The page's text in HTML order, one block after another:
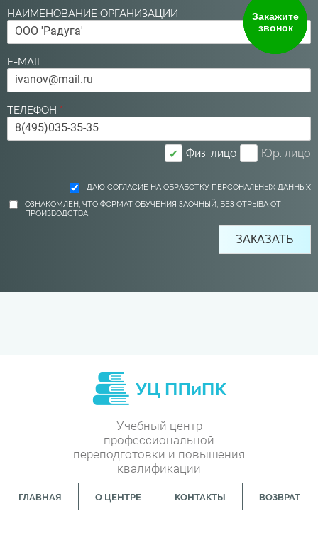
Закажите
звонок
НАИМЕНОВАНИЕ ОРГАНИЗАЦИИ
E-MAIL
ТЕЛЕФОН *
✔ Физ. лицо Юр. лицо
ДАЮ СОГЛАСИЕ НА ОБРАБОТКУ ПЕРСОНАЛЬНЫХ ДАННЫХ
ОЗНАКОМЛЕН, ЧТО ФОРМАТ ОБУЧЕНИЯ ЗАОЧНЫЙ, БЕЗ ОТРЫВА ОТ
ПРОИЗВОДСТВА
Учебный центр
профессиональной
переподготовки и повышения
квалификации
ГЛАВНАЯ О ЦЕНТРЕ КОНТАКТЫ ВОЗВРАТ